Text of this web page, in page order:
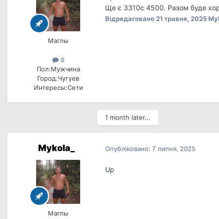
Маглы
8
Пол:Мужчина
Город:Чугуев
Интересы:Сети
Ще є 3310с 4500. Разом буде
Відредаговано 21 травня, 2025
1 month later...
Mykola_
Маглы
Опубліковано: 7 липня, 2025
Up